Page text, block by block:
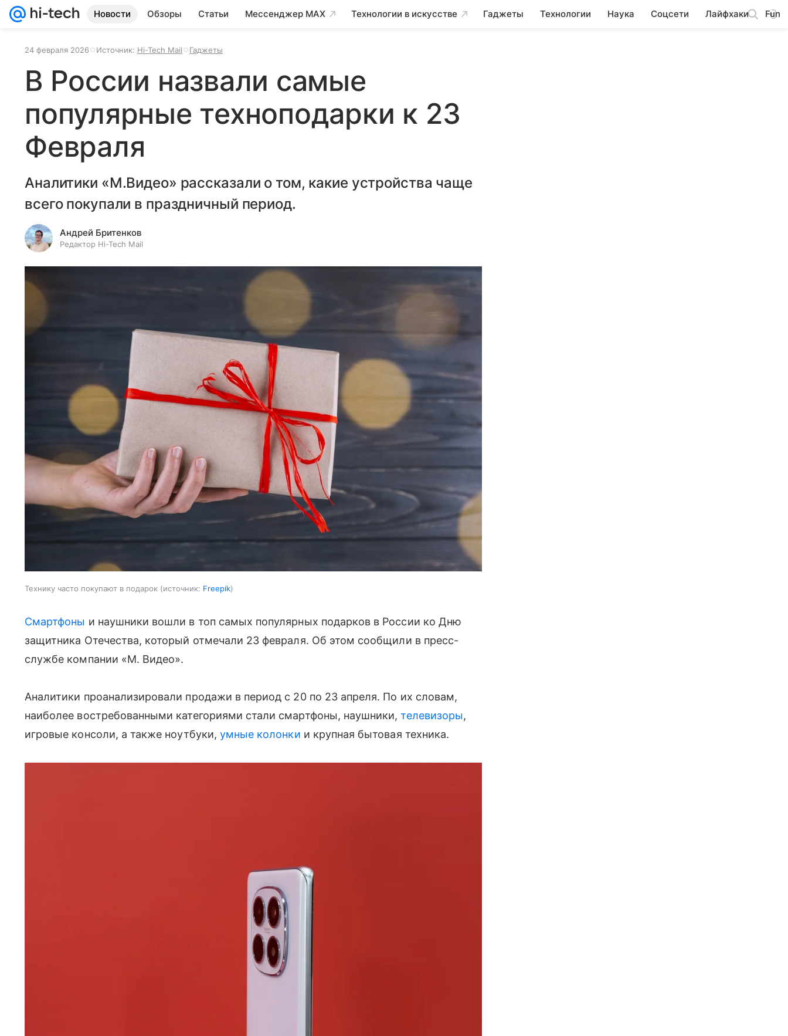
Новости Обзоры Статьи Мессенджер MAX Технологии в искусстве Гаджеты Технологии Наука Соцсети Лайфхаки Fun
24 февраля 2026 Источник: Hi-Tech Mail Гаджеты
В России назвали самые
популярные техноподарки к 23
Февраля
Аналитики «М.Видео» рассказали о том, какие устройства чаще
всего покупали в праздничный период.
Андрей Бритенков
Редактор Hi-Tech Mail
Технику часто покупают в подарок источник: Freepik
Смартфоны и наушники вошли в топ самых популярных подарков в России ко Дню
защитника Отечества, который отмечали 23 февраля. Об этом сообщили в пресс-
службе компании «М. Видео».
Аналитики проанализировали продажи в период с 20 по 23 апреля. По их словам,
наиболее востребованными категориями стали смартфоны, наушники,телевизоры,
игровые консоли, а также ноутбуки, умные колонки и крупная бытовая техника.